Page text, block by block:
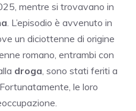
mentre si trovavano in
. L’episodio è avvenuto in
un diciottenne di origine
romano, entrambi con
droga, sono stati feriti a
le loro